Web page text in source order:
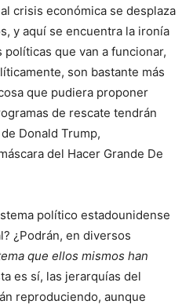
crisis económica se desplaza
y aquí se encuentra la ironía
políticas que van a funcionar,
son bastante más
que pudiera proponer
de rescate tendrán
Donald Trump,
del Hacer Grande De
político estadounidense
¿Podrán, en diversos
que ellos mismos han
es sí, las jerarquías del
reproduciendo, aunque